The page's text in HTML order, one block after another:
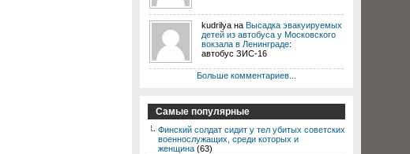
kudrilya на Высадка эвакуируемых
детей из автобуса у Московского
вокзала в Ленинграде:
автобус ЗИС-16
Больше комментариев...
Самые популярные
Финский солдат сидит у тел убитых советских
военнослужащих, среди которых и
женщина (63)